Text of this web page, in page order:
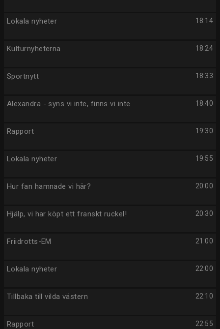
18:14
Lokala nyheter
18:24
Kulturnyheterna
18:33
Sportnytt
18:40
Alexandra - syns vi inte, finns vi inte
19:30
Rapport
19:55
Lokala nyheter
20:00
Hur fan hamnade vi här?
20:30
Hjälp, vi har köpt ett franskt ruckel!
21:00
Friidrotts-EM
22:00
Lokala nyheter
22:10
Tillbaka till vilda västern
22:55
Rapport